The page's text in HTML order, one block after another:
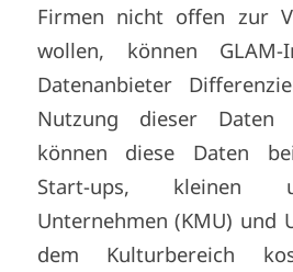
Firmen nicht offen zur
wollen, können GLAM-
Datenanbieter
Nutzung dieser Daten
können diese Daten
Start-ups, kleinen
Unternehmen (KMU) und
dem Kulturbereich